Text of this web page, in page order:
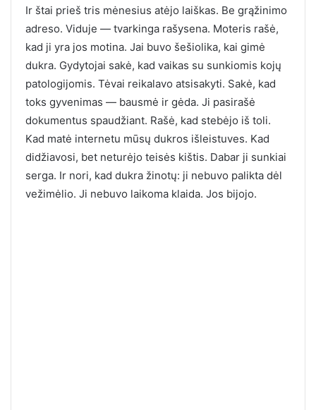
Ir štai prieš tris mėnesius atėjo laiškas. Be grąžinimo
adreso. Viduje — tvarkinga rašysena. Moteris rašė,
kad ji yra jos motina. Jai buvo šešiolika, kai gimė
dukra. Gydytojai sakė, kad vaikas su sunkiomis kojų
patologijomis. Tėvai reikalavo atsisakyti. Sakė, kad
toks gyvenimas — bausmė ir gėda. Ji pasirašė
dokumentus spaudžiant. Rašė, kad stebėjo iš toli.
Kad matė internetu mūsų dukros išleistuves. Kad
didžiavosi, bet neturėjo teisės kištis. Dabar ji sunkiai
serga. Ir nori, kad dukra žinotų: ji nebuvo palikta dėl
vežimėlio. Ji nebuvo laikoma klaida. Jos bijojo.